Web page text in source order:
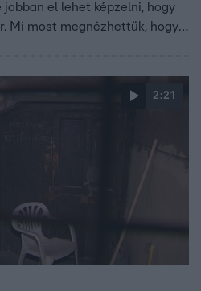
el lehet képzelni, hogy
Mi most megnézhettük, hogy
2:21